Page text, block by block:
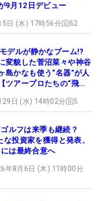
9月12日デビュー
5日 (水) 17時56分 62
デルが静かなブーム!?
変貌した菅沼菜々や神谷
島かなも使う“名器”が人
ツアープロたちの“飛ば
29日 (水) 14時02分 5
ルフは来季も継続？
な投資家を獲得と発表、
は最終合意へ
年8月6日 (木) 11時00分